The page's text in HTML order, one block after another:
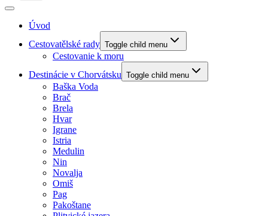
Úvod
Cestovatělské rady Toggle child menu
Cestovanie k moru
Destinácie v Chorvátsku Toggle child menu
Baška Voda
Brač
Brela
Hvar
Igrane
Istria
Medulin
Nin
Novalja
Omiš
Pag
Pakoštane